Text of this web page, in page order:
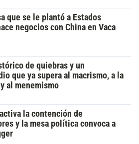
que se le plantó a Estados
negocios con China en Vaca
de quiebras y un
que ya supera al macrismo, a la
al menemismo
la contención de
y la mesa política convoca a